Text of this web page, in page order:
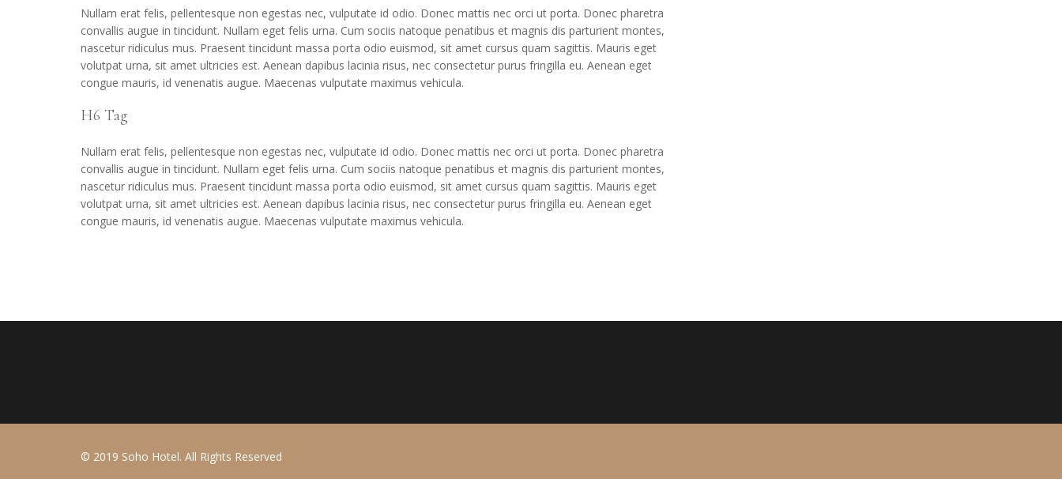
Nullam erat felis, pellentesque non egestas nec, vulputate id odio. Donec mattis nec orci ut porta. Donec pharetra
convallis augue in tincidunt. Nullam eget felis urna. Cum sociis natoque penatibus et magnis dis parturient montes,
nascetur ridiculus mus. Praesent tincidunt massa porta odio euismod, sit amet cursus quam sagittis. Mauris eget
volutpat urna, sit amet ultricies est. Aenean dapibus lacinia risus, nec consectetur purus fringilla eu. Aenean eget
congue mauris, id venenatis augue. Maecenas vulputate maximus vehicula.
H6 Tag
Nullam erat felis, pellentesque non egestas nec, vulputate id odio. Donec mattis nec orci ut porta. Donec pharetra
convallis augue in tincidunt. Nullam eget felis urna. Cum sociis natoque penatibus et magnis dis parturient montes,
nascetur ridiculus mus. Praesent tincidunt massa porta odio euismod, sit amet cursus quam sagittis. Mauris eget
volutpat urna, sit amet ultricies est. Aenean dapibus lacinia risus, nec consectetur purus fringilla eu. Aenean eget
congue mauris, id venenatis augue. Maecenas vulputate maximus vehicula.
© 2019 Soho Hotel. All Rights Reserved